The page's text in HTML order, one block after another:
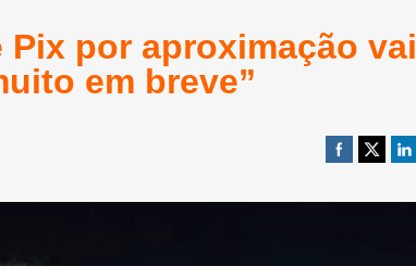
por aproximação vai
em breve”